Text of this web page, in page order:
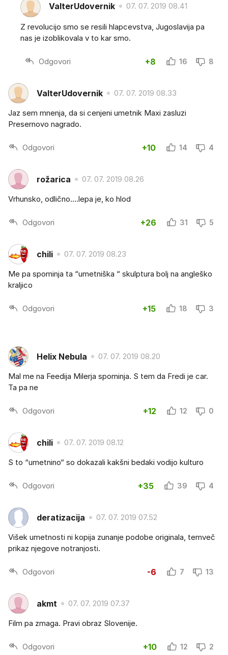
ValterUdovernik 07. 07. 2019 08.41
Z revolucijo smo se resili hlapcevstva, Jugoslavija pa
nas je izoblikovala v to kar smo.
Odgovori +8 16 8
ValterUdovernik 07. 07. 2019 08.33
Jaz sem mnenja, da si cenjeni umetnik Maxi zasluzi
Presernovo nagrado.
Odgovori +10 14 4
rožarica 07. 07. 2019 08.26
Vrhunsko, odlično....lepa je, ko hlod
Odgovori +26 31 5
chili 07. 07. 2019 08.23
Me pa spominja ta “umetniška “ skulptura bolj na angleško
kraljico
Odgovori +15 18 3
Helix Nebula 07. 07. 2019 08.20
Mal me na Feedija Milerja spominja. S tem da Fredi je car.
Ta pa ne
Odgovori +12 12 0
chili 07. 07. 2019 08.12
S to “umetnino“ so dokazali kakšni bedaki vodijo kulturo
Odgovori +35 39 4
deratizacija 07. 07. 2019 07.52
Višek umetnosti ni kopija zunanje podobe originala, temveč
prikaz njegove notranjosti.
Odgovori -6 7 13
akmt 07. 07. 2019 07.37
Film pa zmaga. Pravi obraz Slovenije.
Odgovori +10 12 2